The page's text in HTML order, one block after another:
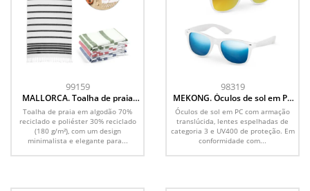
99159
MALLORCA. Toalha de praia
em algodão 70% reciclado e
poliéster 30% reciclado (180
g/m²)
Toalha de praia em algodão 70%
reciclado e poliéster 30% reciclado
(180 g/m²), com um design
minimalista e elegante para...
98319
MEKONG. Óculos de sol em PC
com armação translúcida
Óculos de sol em PC com armação
translúcida, lentes espelhadas de
categoria 3 e UV400 de proteção. Em
conformidade com...